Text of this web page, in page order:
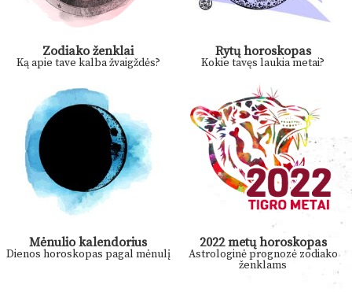
Zodiako ženklai
Ką apie tave kalba žvaigždės?
Rytų horoskopas
Kokie tavęs laukia metai?
Mėnulio kalendorius
Dienos horoskopas pagal mėnulį
2022 metų horoskopas
Astrologinė prognozė zodiako
ženklams